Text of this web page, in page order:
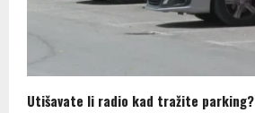
Utišavate li radio kad tražite